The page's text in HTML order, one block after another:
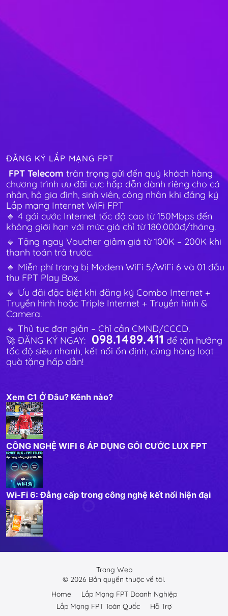
ĐĂNG KÝ LẮP MẠNG FPT
FPT Telecom trân trọng gửi đến quý khách hàng
chương trình ưu đãi cực hấp dẫn dành riêng cho cá
nhân, hộ gia đình, sinh viên, công nhân khi đăng ký
Lắp mạng Internet WiFi FPT
🔹 4 gói cước Internet tốc độ cao từ 150Mbps đến
không giới hạn với mức giá chỉ từ 180.000đ/tháng.
🔹 Tặng ngay Voucher giảm giá từ 100K – 200K khi
thanh toán trả trước.
🔹 Miễn phí trang bị Modem WiFi 5/WiFi 6 và 01 đầu
thu FPT Play Box.
🔹 Ưu đãi đặc biệt khi đăng ký Combo Internet +
Truyền hình hoặc Triple Internet + Truyền hình &
Camera.
🔹 Thủ tục đơn giản – Chỉ cần CMND/CCCD.
🚀 ĐĂNG KÝ NGAY: 098.1489.411 để tận hưởng
tốc độ siêu nhanh, kết nối ổn định, cùng hàng loạt
quà tặng hấp dẫn!
Xem C1 Ở Đâu? Kênh nào?
CÔNG NGHỆ WIFI 6 ÁP DỤNG GÓI CƯỚC LUX FPT
Wi-Fi 6: Đẳng cấp trong công nghệ kết nối hiện đại
Trang Web
© 2026 Bản quyền thuộc về tôi.
Home
Lắp Mạng FPT Doanh Nghiệp
Lắp Mạng FPT Toàn Quốc
Hỗ Trợ